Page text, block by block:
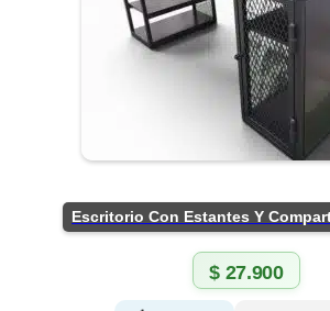
$27.900